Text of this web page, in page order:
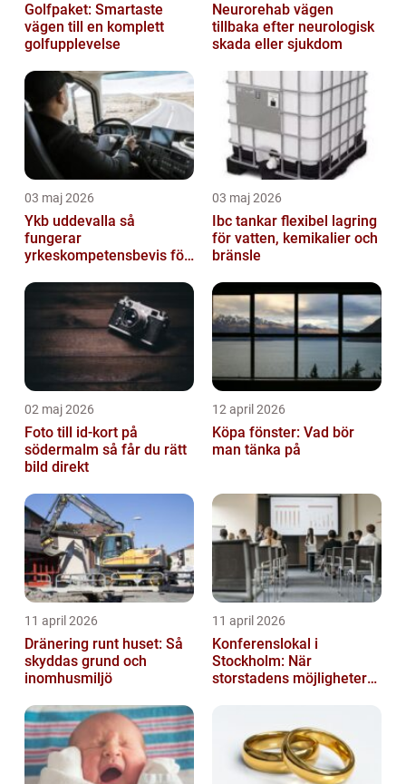
Golfpaket: Smartaste
vägen till en komplett
golfupplevelse
Neurorehab vägen
tillbaka efter neurologisk
skada eller sjukdom
03 maj 2026
Ykb uddevalla så
fungerar
yrkeskompetensbevis för
03 maj 2026
Ibc tankar flexibel lagring
för vatten, kemikalier och
bränsle
02 maj 2026
Foto till id-kort på
södermalm så får du rätt
bild direkt
12 april 2026
Köpa fönster: Vad bör
man tänka på
11 april 2026
Dränering runt huset: Så
skyddas grund och
inomhusmiljö
11 april 2026
Konferenslokal i
Stockholm: När
storstadens möjligheter